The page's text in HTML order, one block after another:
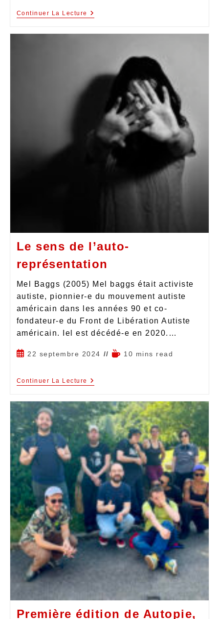
Continuer La Lecture
Le sens de l’auto-
représentation
Mel Baggs (2005) Mel baggs était activiste
autiste, pionnier-e du mouvement autiste
américain dans les années 90 et co-
fondateur-e du Front de Libération Autiste
américain. Iel est décédé-e en 2020.…
22 septembre 2024 10 mins read
Continuer La Lecture
Première édition de Autopie,